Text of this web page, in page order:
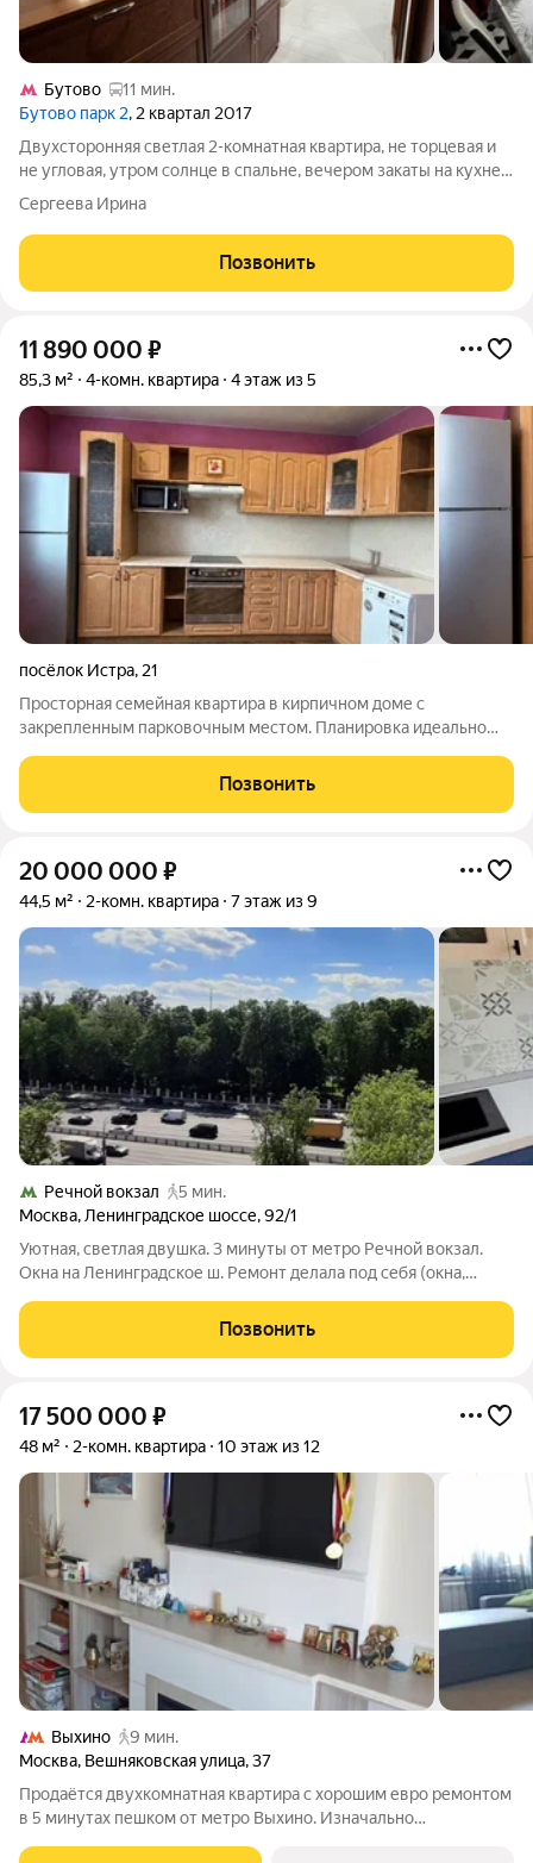
Бутово
11 мин.
Бутово парк 2, 2 квартал 2017
Двухсторонняя светлая 2-комнатная квартира, не торцевая и
не угловая, утром солнце в спальне, вечером закаты на кухне и
гостиной/спальне - идеально! Главная фишка скрытая
кладовая/гардеробная в прихожей и утепленный балкон с
теплым полом на кухне
Сергеева Ирина
Позвонить
11 890 000 ₽
85,3 м² 4-комн. квартира 4 этаж из 5
посёлок Истра, 21
Просторная семейная квартира в кирпичном доме с
закрепленным парковочным местом. Планировка идеально
кухня-гостиная площадью 27,3 м, где удобно проводить время
вместе, принимать гостей или
Позвонить
20 000 000 ₽
44,5 м² 2-комн. квартира 7 этаж из 9
Речной вокзал
5 мин.
Москва, Ленинградское шоссе,92/1
Уютная, светлая двушка. 3 минуты от метро Речной вокзал.
Окна на Ленинградское ш. Ремонт делала под себя (окна,
собственница, без долей, ДКП, более 5 лет в собственности.
Торг уместен!
Позвонить
17 500 000 ₽
48 м² 2-комн. квартира 10 этаж из 12
Выхино
9 мин.
Москва, Вешняковская улица,37
Продаётся двухкомнатная квартира с хорошим евро ремонтом
в 5 минутах пешком от метро Выхино. Изначально